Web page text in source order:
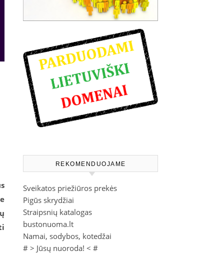
REKOMENDUOJAME
Sveikatos priežiūros prekės
Pigūs skrydžiai
Straipsnių katalogas
bustonuoma.lt
Namai, sodybos, kotedžai
# > Jūsų nuoroda! < #